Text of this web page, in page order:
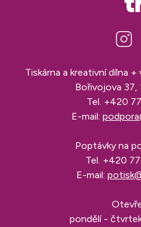
Tiskárna a kreativní dílna
Bořivojova 37,
Tel. +420
E-mail:
Poptávky na
Tel. +420
E-mail:
pondělí -